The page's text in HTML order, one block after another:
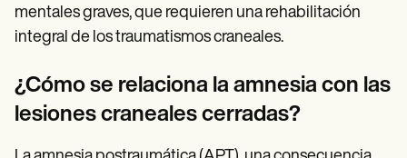
mentales graves, que requieren una rehabilitación
integral de los traumatismos craneales.
¿Cómo se relaciona la amnesia con las
lesiones craneales cerradas?